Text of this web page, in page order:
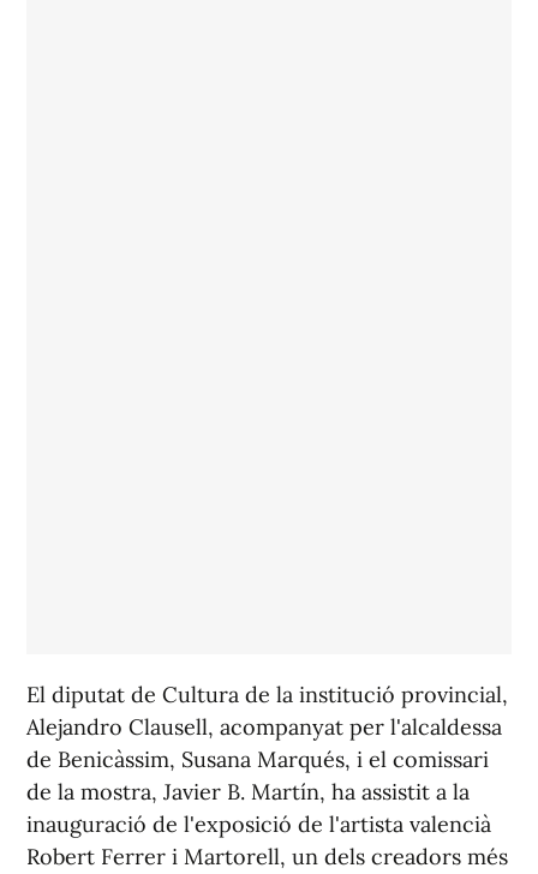
El diputat de Cultura de la institució provincial,
Alejandro Clausell, acompanyat per l'alcaldessa
de Benicàssim, Susana Marqués, i el comissari
de la mostra, Javier B. Martín, ha assistit a la
inauguració de l'exposició de l'artista valencià
Robert Ferrer i Martorell, un dels creadors més